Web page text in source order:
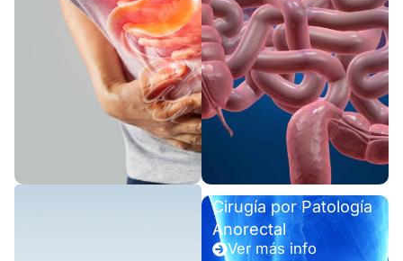
Cirugía por Patología
Anorectal
Ver más info